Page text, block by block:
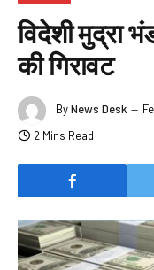
विदेशी मुद्रा
की गिरावट
ByNews Desk
2 Mins Read